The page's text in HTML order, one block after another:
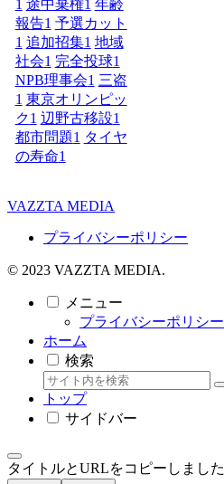
1 途中棄権1 年齢
報告1 予選カット
1 追加招集1 地域
社会1 完全投球1
NPB理事会1 三盗
1 東京オリンピッ
ク1 辺野古移設1
都市問題1 タイヤ
の寿命1
VAZZTA MEDIA
プライバシーポリシー
© 2023 VAZZTA MEDIA.
メニュー
プライバシーポリシー
ホーム
検索
トップ
サイドバー
タイトルとURLをコピーしました